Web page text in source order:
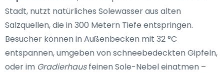
Stadt, nutzt natürliches Solewasser aus alten
Salzquellen, die in 300 Metern Tiefe entspringen.
Besucher können in Außenbecken mit 32 °C
entspannen, umgeben von schneebedeckten Gipfeln,
oder im Gradierhausfeinen Sole-Nebel einatmen –